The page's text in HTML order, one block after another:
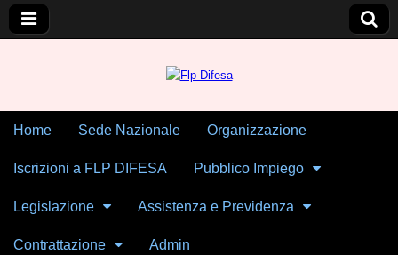
Main menu
Skip to content
Home Sede Nazionale Organizzazione
Iscrizioni a FLP DIFESA Pubblico Impiego
Legislazione Assistenza e Previdenza
Contrattazione Admin